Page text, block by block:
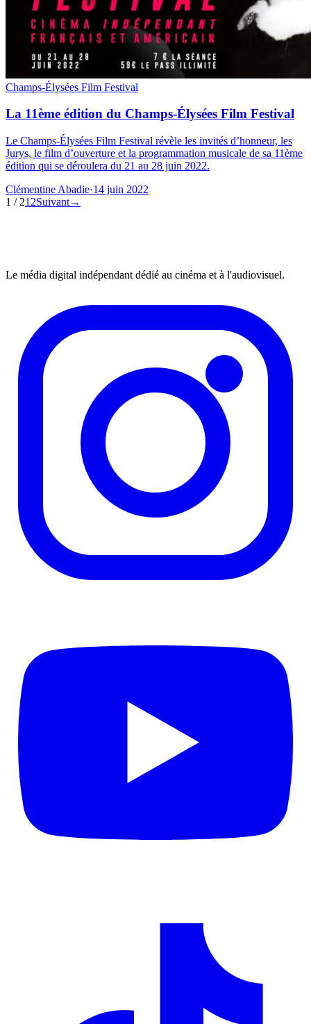
Champs-Élysées Film Festival
La 11ème édition du Champs-Élysées Film Festival
Le Champs-Élysées Film Festival révèle les invités d’honneur, les
Jurys, le film d’ouverture et la programmation musicale de sa 11ème
édition qui se déroulera du 21 au 28 juin 2022.
Clémentine Abadie·14 juin 2022
1 / 21 2Suivant→
Le média digital indépendant dédié au cinéma et à l'audiovisuel.